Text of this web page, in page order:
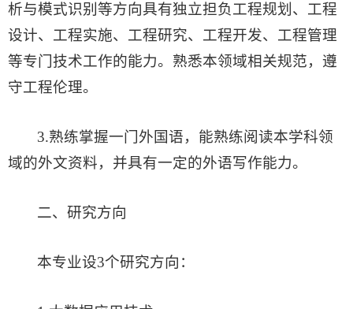
析与模式识别等方向具有独立担负工程规划、工程
设计、工程实施、工程研究、工程开发、工程管理
等专门技术工作的能力。熟悉本领域相关规范，遵
守工程伦理。
3.熟练掌握一门外国语，能熟练阅读本学科领
域的外文资料，并具有一定的外语写作能力。
二、研究方向
本专业设3个研究方向：